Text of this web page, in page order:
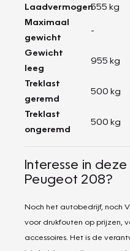
Laadvermogen555 kg
Maximaal
gewicht
-
Gewicht
leeg
955 kg
Treklast
geremd
500 kg
Treklast
ongeremd
500 kg
Interesse in deze
Peugeot 208?
Noch het autobedrijf, noch
voor drukfouten op prijzen,
accessoires. Het is de